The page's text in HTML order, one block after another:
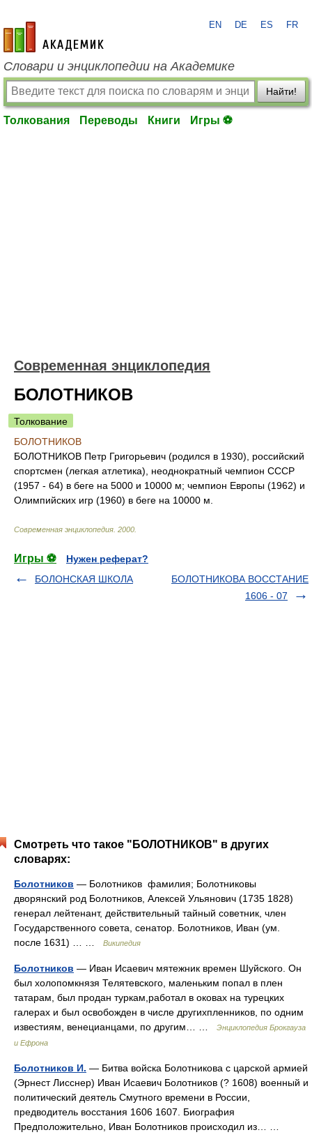
academic.ru
EN DE ES FR
Словари и энциклопедии на Академике
Найти!
Толкования Переводы Книги Игры ⚽
Современная энциклопедия
БОЛОТНИКОВ
Толкование
БОЛОТНИКОВ
БОЛОТНИКОВ Петр Григорьевич (родился в 1930), российский
спортсмен (легкая атлетика), неоднократный чемпион СССР
(1957 - 64) в беге на 5000 и 10000 м; чемпион Европы (1962) и
Олимпийских игр (1960) в беге на 10000 м.
Современная энциклопедия 2000
Игры ⚽
Нужен реферат?
БОЛОНСКАЯ ШКОЛА
БОЛОТНИКОВА ВОССТАНИЕ
1606 - 07
Смотреть что такое "БОЛОТНИКОВ" в других
словарях:
Болотников — Болотников фамилия; Болотниковы
дворянский род Болотников, Алексей Ульянович (1735 1828)
генерал лейтенант, действительный тайный советник, член
Государственного совета, сенатор. Болотников, Иван (ум.
после 1631) … …
Википедия
Болотников — Иван Исаевич мятежник времен Шуйского. Он
был холопомкнязя Телятевского, маленьким попал в плен
татарам, был продан туркам,работал в оковах на турецких
галерах и был освобожден в числе другихпленников, по одним
известиям, венецианцами, по другим… …
Энциклопедия Брокгауза
и Ефрона
Болотников И. — Битва войска Болотникова с царской армией
(Эрнест Лисснер) Иван Исаевич Болотников (? 1608) военный и
политический деятель Смутного времени в России,
предводитель восстания 1606 1607. Биография
Предположительно, Иван Болотников происходил из… …